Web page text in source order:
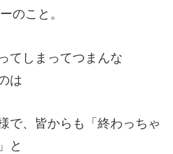
のこと。
てしまってつまんな
は
で、皆からも「終わっちゃ
と